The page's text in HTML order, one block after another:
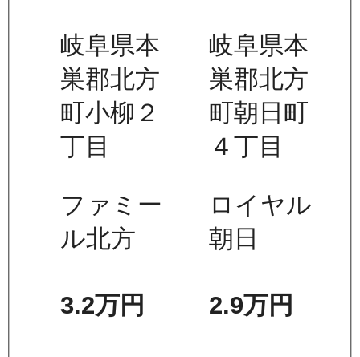
岐阜県本
巣郡北方
町小柳２
丁目
ファミー
ル北方
3.2万円
岐阜県本
巣郡北方
町朝日町
４丁目
ロイヤル
朝日
2.9万円